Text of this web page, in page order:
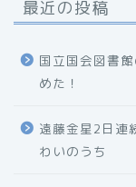
最近の投稿
国立国会図書
めた！
遠藤金星2日連
わいのうち